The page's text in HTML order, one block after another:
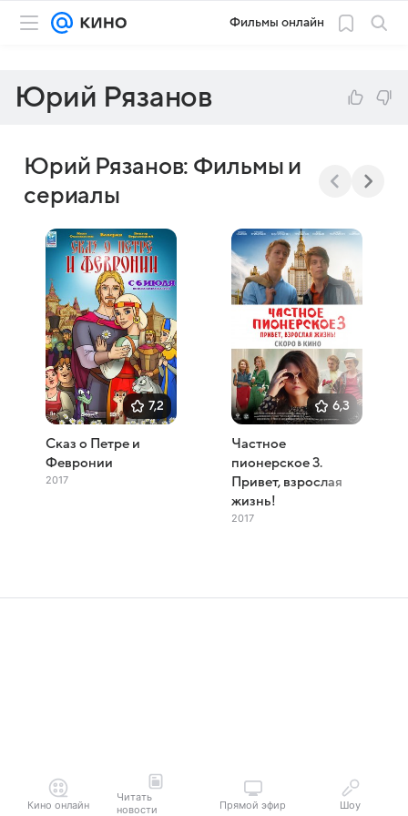
Фильмы онлайн
Юрий Рязанов
Юрий Рязанов: Фильмы и
сериалы
7,2
Сказ о Петре и
Февронии
2017
6,3
Частное
пионерское 3.
Привет, взрослая
жизнь!
2017
Кино онлайн
Читать
новости
Прямой эфир Шоу